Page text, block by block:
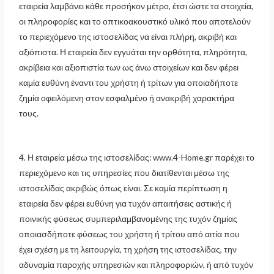
εταιρεία λαμβάνει κάθε προσήκον μέτρο, έτσι ώστε τα στοιχεία,
οι πληροφορίες και το οπτικοακουστικό υλικό που αποτελούν
το περιεχόμενο της ιστοσελίδας να είναι πλήρη, ακριβή και
αξιόπιστα. Η εταιρεία δεν εγγυάται την ορθότητα, πληρότητα,
ακρίβεια και αξιοπιστία των ως άνω στοιχείων και δεν φέρει
καμία ευθύνη έναντι του χρήστη ή τρίτων για οποιαδήποτε
ζημία οφειλόμενη στον εσφαλμένο ή ανακριβή χαρακτήρα
τους.
4. Η εταιρεία μέσω της ιστοσελίδας: www.4-Home.gr παρέχει το
περιεχόμενο και τις υπηρεσίες που διατίθενται μέσω της
ιστοσελίδας ακριβώς όπως είναι. Σε καμία περίπτωση η
εταιρεία δεν φέρει ευθύνη για τυχόν απαιτήσεις αστικής ή
ποινικής φύσεως συμπεριλαμβανομένης της τυχόν ζημίας
οποιασδήποτε φύσεως του χρήστη ή τρίτου από αιτία που
έχει σχέση με τη λειτουργία, τη χρήση της ιστοσελίδας, την
αδυναμία παροχής υπηρεσιών και πληροφοριών, ή από τυχόν